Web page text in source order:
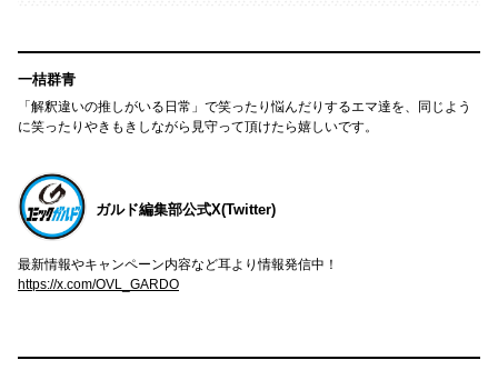
一桔群青
「解釈違いの推しがいる日常」で笑ったり悩んだりするエマ達を、同じよう
に笑ったりやきもきしながら見守って頂けたら嬉しいです。
ガルド編集部公式X(Twitter)
最新情報やキャンペーン内容など耳より情報発信中！
https://x.com/OVL_GARDO